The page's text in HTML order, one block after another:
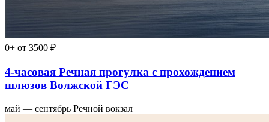
0+ от 3500 ₽
4-часовая Речная прогулка с прохождением
шлюзов Волжской ГЭС
май — сентябрь Речной вокзал